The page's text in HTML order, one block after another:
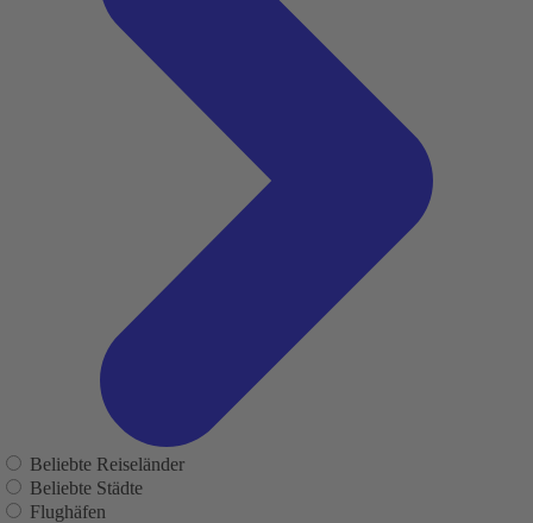
Beliebte Reiseländer
Beliebte Städte
Flughäfen